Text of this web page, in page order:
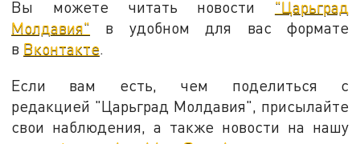
Вы можете читать новости "Царьград
Молдавия" в удобном для вас формате
в Вконтакте.
Если вам есть, чем поделиться с
редакцией "Царьград Молдавия", присылайте
свои наблюдения, а также новости на нашу